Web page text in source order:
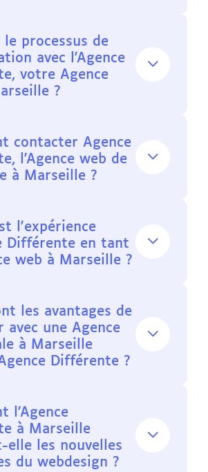
processus de
avec l'Agence
votre Agence
?
contacter Agence
l'Agence web de
à Marseille ?
l'expérience
Différente en tant
web à Marseille ?
les avantages de
une Agence
à Marseille
Différente ?
l'Agence
à Marseille
elle les nouvelles
du webdesign ?